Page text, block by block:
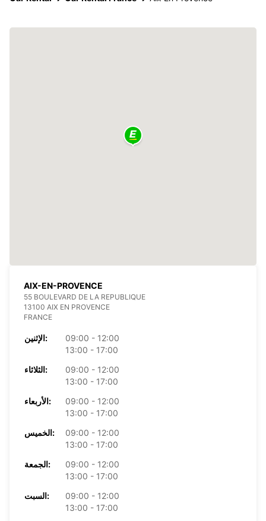
AIX-EN-PROVENCE
55 BOULEVARD DE LA REPUBLIQUE
13100 AIX EN PROVENCE
FRANCE
الإثنين:
09:00 - 12:00
13:00 - 17:00
الثلاثاء:
09:00 - 12:00
13:00 - 17:00
الأربعاء:
09:00 - 12:00
13:00 - 17:00
الخميس:
09:00 - 12:00
13:00 - 17:00
الجمعة:
09:00 - 12:00
13:00 - 17:00
السبت:
09:00 - 12:00
13:00 - 17:00